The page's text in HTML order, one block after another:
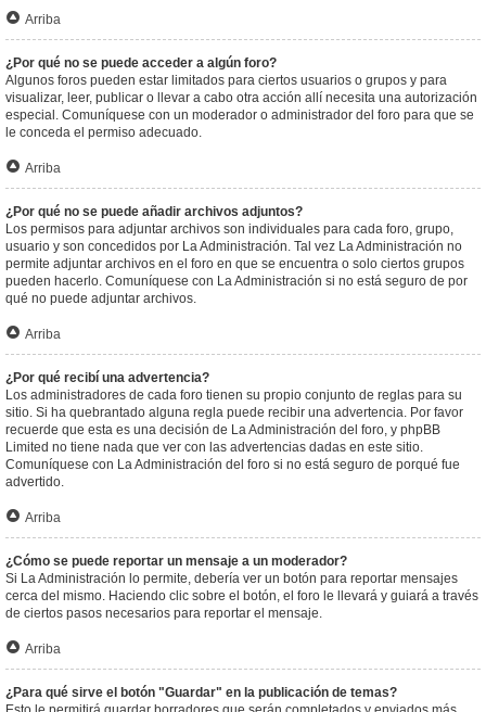
Arriba
¿Por qué no se puede acceder a algún foro?
Algunos foros pueden estar limitados para ciertos usuarios o grupos y para
visualizar, leer, publicar o llevar a cabo otra acción allí necesita una autorización
especial. Comuníquese con un moderador o administrador del foro para que se
le conceda el permiso adecuado.
Arriba
¿Por qué no se puede añadir archivos adjuntos?
Los permisos para adjuntar archivos son individuales para cada foro, grupo,
usuario y son concedidos por La Administración. Tal vez La Administración no
permite adjuntar archivos en el foro en que se encuentra o solo ciertos grupos
pueden hacerlo. Comuníquese con La Administración si no está seguro de por
qué no puede adjuntar archivos.
Arriba
¿Por qué recibí una advertencia?
Los administradores de cada foro tienen su propio conjunto de reglas para su
sitio. Si ha quebrantado alguna regla puede recibir una advertencia. Por favor
recuerde que esta es una decisión de La Administración del foro, y phpBB
Limited no tiene nada que ver con las advertencias dadas en este sitio.
Comuníquese con La Administración del foro si no está seguro de porqué fue
advertido.
Arriba
¿Cómo se puede reportar un mensaje a un moderador?
Si La Administración lo permite, debería ver un botón para reportar mensajes
cerca del mismo. Haciendo clic sobre el botón, el foro le llevará y guiará a través
de ciertos pasos necesarios para reportar el mensaje.
Arriba
¿Para qué sirve el botón "Guardar" en la publicación de temas?